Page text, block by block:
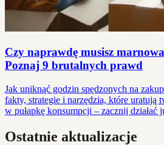
Czy naprawdę musisz
Poznaj 9 brutalnych prawd
Jak uniknąć godzin spędzonych na
fakty, strategie i narzędzia, które uratują
w pułapkę konsumpcji – zacznij działać
Ostatnie aktualizacje